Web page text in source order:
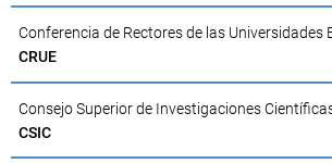
Conferencia de Rectores de las Universidades
CRUE
Consejo Superior de Investigaciones
CSIC